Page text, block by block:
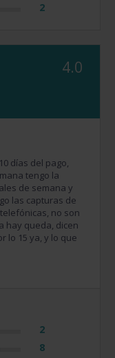
2
4.0
días del pago,
tengo la
de semana y
las capturas de
no son
hay queda, dicen
lo 15 ya, y lo que
2
8